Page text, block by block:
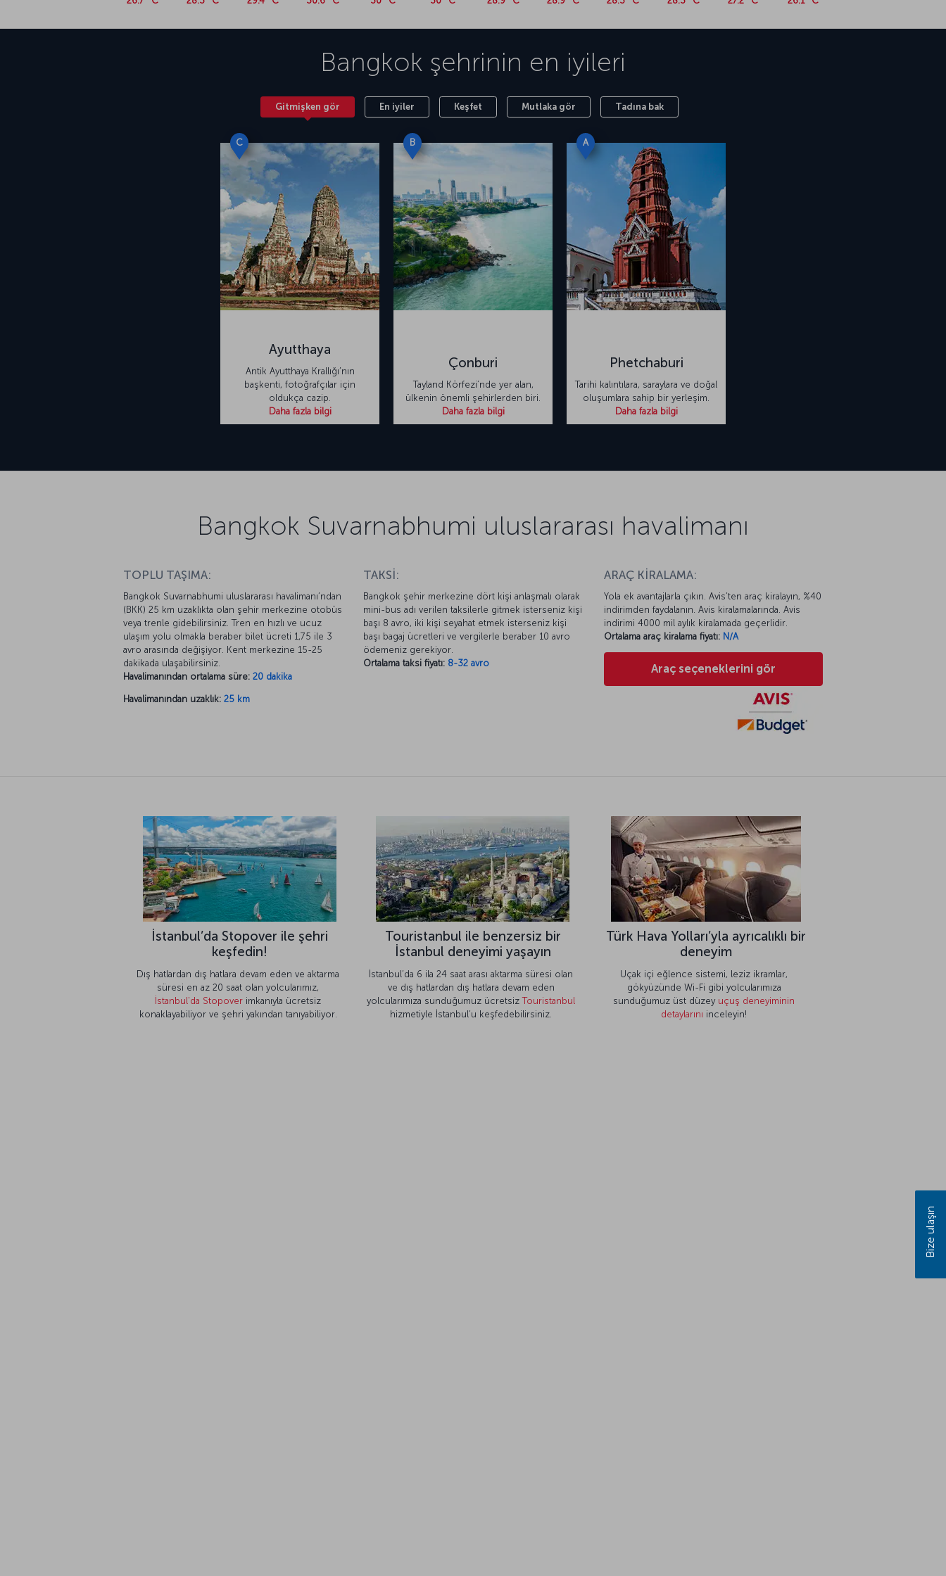
Uluslararası Havalimanı’na gerçekleşiyor. Suvarnabhumi Uluslararası Havalimanı, şehir
bilinen Suvarnabhumi, konforlu dinlenme ve yeme içme alanlarıyla ziyaretçilerini ağırlamaya
Bangkok şehrinin en iyileri
Gitmişken gör En iyiler Keşfet Mutlaka gör Tadına bak
C
Ayutthaya
Antik Ayutthaya Krallığı’nın
başkenti, fotoğrafçılar için
oldukça cazip.
Daha fazla bilgi
B
Çonburi
Tayland Körfezi’nde yer alan,
ülkenin önemli şehirlerden biri.
Daha fazla bilgi
A
Phetchaburi
Tarihi kalıntılara, saraylara ve doğal
oluşumlara sahip bir yerleşim.
Daha fazla bilgi
Bangkok Suvarnabhumi uluslararası havalimanı
TOPLU TAŞIMA:
Bangkok Suvarnabhumi uluslararası havalimanı’ndan
(BKK) 25 km uzaklıkta olan şehir merkezine otobüs
veya trenle gidebilirsiniz. Tren en hızlı ve ucuz
ulaşım yolu olmakla beraber bilet ücreti 1,75 ile 3
avro arasında değişiyor. Kent merkezine 15-25
dakikada ulaşabilirsiniz.
Havalimanından ortalama süre: 20 dakika
Havalimanından uzaklık: 25 km
TAKSİ:
Bangkok şehir merkezine dört kişi anlaşmalı olarak
mini-bus adı verilen taksilerle gitmek isterseniz kişi
başı 8 avro, iki kişi seyahat etmek isterseniz kişi
başı bagaj ücretleri ve vergilerle beraber 10 avro
ödemeniz gerekiyor.
Ortalama taksi fiyatı: 8-32 avro
ARAÇ KİRALAMA:
Yola ek avantajlarla çıkın. Avis’ten araç kiralayın, %40
indirimden faydalanın. Avis kiralamalarında. Avis
indirimi 4000 mil aylık kiralamada geçerlidir.
Ortalama araç kiralama fiyatı: N/A
Araç seçeneklerini gör
İstanbul’da Stopover ile şehri
keşfedin!
Dış hatlardan dış hatlara devam eden ve aktarma
süresi en az 20 saat olan yolcularımız,
İstanbul'da Stopover imkanıyla ücretsiz
konaklayabiliyor ve şehri yakından tanıyabiliyor.
Touristanbul ile benzersiz bir
İstanbul deneyimi yaşayın
İstanbul’da 6 ila 24 saat arası aktarma süresi olan
ve dış hatlardan dış hatlara devam eden
yolcularımıza sunduğumuz ücretsizTouristanbul
hizmetiyle İstanbul’u keşfedebilirsiniz.
Türk Hava Yolları’yla ayrıcalıklı bir
deneyim
Uçak içi eğlence sistemi, leziz ikramlar,
gökyüzünde Wi-Fi gibi yolcularımıza
sunduğumuz üst düzey uçuş deneyiminin
detaylarını inceleyin!
Bize ulaşın